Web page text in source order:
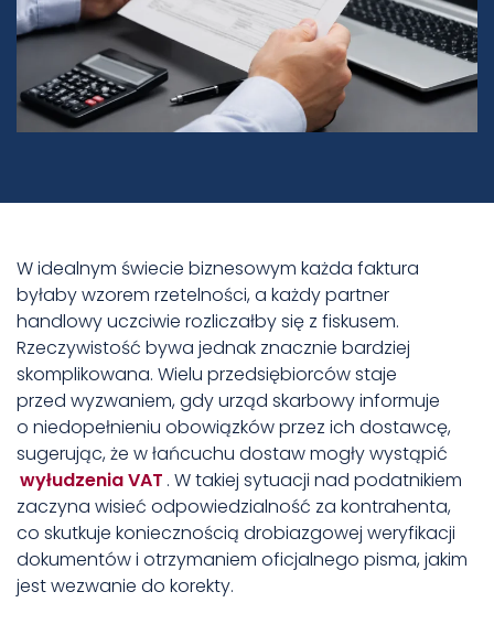
W idealnym świecie biznesowym każda faktura
byłaby wzorem rzetelności, a każdy partner
handlowy uczciwie rozliczałby się z fiskusem.
Rzeczywistość bywa jednak znacznie bardziej
skomplikowana. Wielu przedsiębiorców staje
przed wyzwaniem, gdy urząd skarbowy informuje
o niedopełnieniu obowiązków przez ich dostawcę,
sugerując, że w łańcuchu dostaw mogły wystąpić
wyłudzenia VAT . W takiej sytuacji nad podatnikiem
zaczyna wisieć odpowiedzialność za kontrahenta,
co skutkuje koniecznością drobiazgowej weryfikacji
dokumentów i otrzymaniem oficjalnego pisma, jakim
jest wezwanie do korekty.